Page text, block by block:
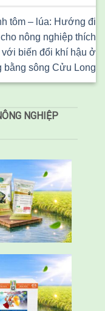
tôm – lúa: Hướng đi
nông nghiệp thích
biến đổi khí hậu ở
bằng sông Cửu Long
NGHIỆP